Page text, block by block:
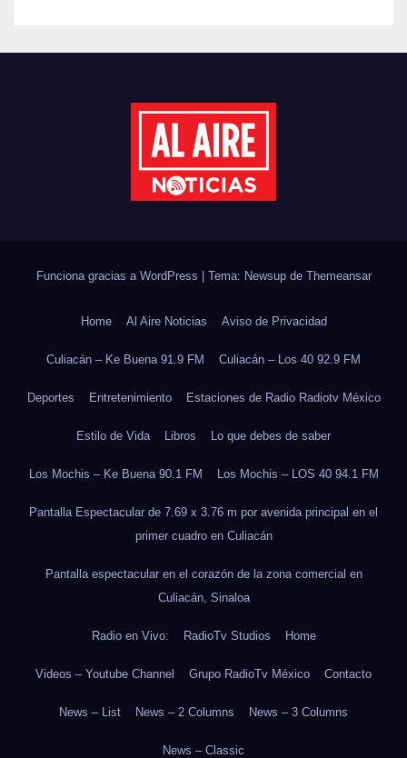
Funciona gracias a WordPress Tema: Newsup de Themeansar
Home Al Aire Noticias Aviso de Privacidad
Culiacán – Ke Buena 91.9 FM Culiacán – Los 40 92.9 FM
Deportes Entretenimiento Estaciones de Radio Radiotv México
Estilo de Vida Libros Lo que debes de saber
Los Mochis – Ke Buena 90.1 FM Los Mochis – LOS 40 94.1 FM
Pantalla Espectacular de 7.69 x 3.76 m por avenida principal en el
primer cuadro en Culiacán
Pantalla espectacular en el corazón de la zona comercial en
Culiacán, Sinaloa
Radio en Vivo: RadioTv Studios Home
Videos – Youtube Channel Grupo RadioTv México Contacto
News – List News – 2 Columns News – 3 Columns
News – Classic